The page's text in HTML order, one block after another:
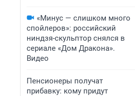
«Минус — слишком много
спойлеров»: российский
ниндзя-скульптор снялся в
сериале «Дом Дракона».
Видео
Пенсионеры получат
прибавку: кому придут